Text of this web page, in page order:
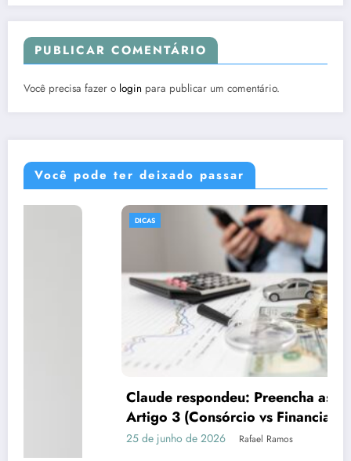
PUBLICAR COMENTÁRIO
Você precisa fazer o login para publicar um comentário.
Você pode ter deixado passar
Claude respondeu: Preencha assim para o
Artigo 3 (Consórcio vs Financiamento)
25 de junho de 2026 Rafael Ramos